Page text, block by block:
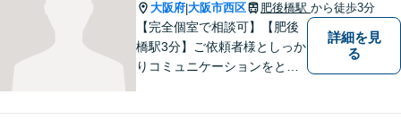
大阪府|大阪市西区 肥後橋駅 から徒歩3分
【完全個室で相談可】【肥後
橋駅3分】ご依頼者様としっか
りコミュニケーションをと
詳細を見
る